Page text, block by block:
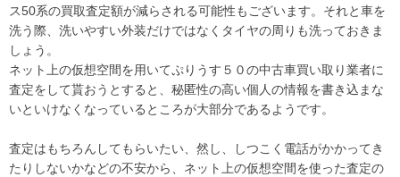
ス50系の買取査定額が減らされる可能性もございます。それと車を
洗う際、洗いやすい外装だけではなくタイヤの周りも洗っておきま
しょう。
ネット上の仮想空間を用いてぷりうす５０の中古車買い取り業者に
査定をして貰おうとすると、秘匿性の高い個人の情報を書き込まな
いといけなくなっているところが大部分であるようです。
査定はもちろんしてもらいたい、然し、しつこく電話がかかってき
たりしないかなどの不安から、ネット上の仮想空間を使った査定の